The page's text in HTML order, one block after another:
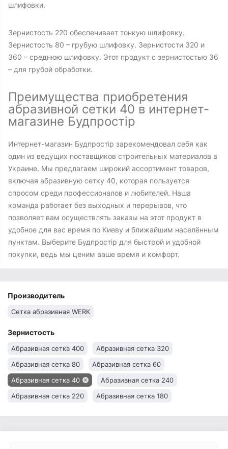
шлифовки.
Зернистость 220 обеспечивает тонкую шлифовку.
Зернистость 80 – грубую шлифовку. Зернистости 320 и
360 – среднюю шлифовку. Этот продукт с зернистостью 36
– для грубой обработки.
Преимущества приобретения
абразивной сетки 40 в интернет-
магазине Будпростір
Интернет-магазин Будпростір зарекомендовал себя как
один из ведущих поставщиков строительных материалов в
Украине. Мы предлагаем широкий ассортимент товаров,
включая абразивную сетку 40, которая пользуется
спросом среди профессионалов и любителей. Наша
команда работает без выходных и перерывов, что
позволяет вам осуществлять заказы на этот продукт в
удобное для вас время по Киеву и ближайшим населённым
пунктам. Выберите Будпростір для быстрой и удобной
покупки, ведь мы ценим ваше время и комфорт.
Производитель
Сетка абразивная WERK
Зернистость
Абразивная сетка 400
Абразивная сетка 320
Абразивная сетка 80
Абразивная сетка 60
Абразивная сетка 40
Абразивная сетка 240
Абразивная сетка 220
Абразивная сетка 180